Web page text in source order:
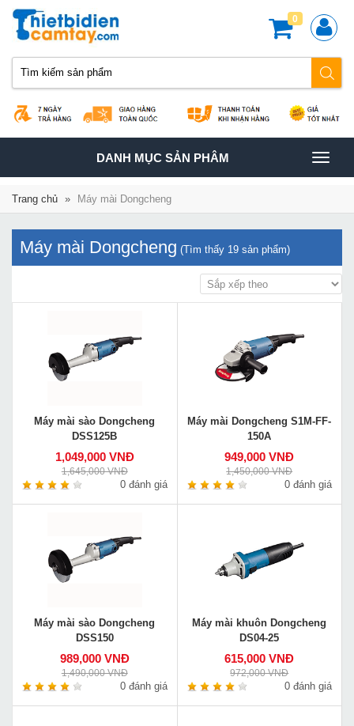
0
TOGGLE
NAVIGATION
DANH MỤC SẢN PHÂM
Trang chủ » Máy mài Dongcheng
Máy mài Dongcheng (Tìm thấy 19 sản phẩm)
Máy mài sào Dongcheng
DSS125B
1,049,000 VNĐ
1,645,000 VNĐ
0 đánh giá
Máy mài Dongcheng S1M-FF-
150A
949,000 VNĐ
1,450,000 VNĐ
0 đánh giá
Máy mài sào Dongcheng
DSS150
989,000 VNĐ
1,490,000 VNĐ
0 đánh giá
Máy mài khuôn Dongcheng
DS04-25
615,000 VNĐ
972,000 VNĐ
0 đánh giá